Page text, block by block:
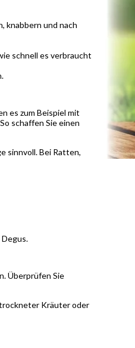
knabbern und nach
schnell es verbraucht
es zum Beispiel mit
schaffen Sie einen
sinnvoll. Bei Ratten,
Überprüfen Sie
Kräuter oder